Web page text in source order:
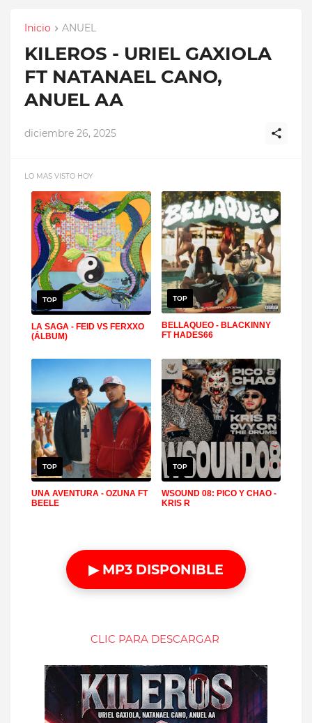
Inicio ANUEL
KILEROS - URIEL GAXIOLA
FT NATANAEL CANO,
ANUEL AA
diciembre 26, 2025
LO MAS VISTO HOY
TOP
LA SAGA - FEID VS FERXXO
(ÁLBUM)
TOP
BELLAQUEO - BLACKINNY
FT HADES66
TOP
UNA AVENTURA - OZUNA FT
BEELE
TOP
WSOUND 08: PICO Y CHAO -
KRIS R
▶ MP3 DISPONIBLE
CLIC PARA DESCARGAR